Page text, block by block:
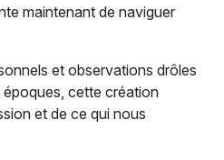
maintenant de naviguer
et observations drôles
époques, cette création
et de ce qui nous